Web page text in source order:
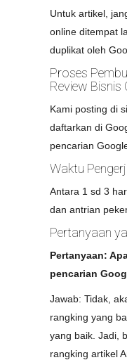
Untuk artikel,
online ditempat
duplikat oleh
Proses
Review Bisnis
Kami posting di
daftarkan di
pencarian
Waktu
Antara 1 sd 3
dan antrian
Pertanyaan
Pertanyaan:
pencarian
Jawab: Tidak,
rangking yang
yang baik. Jadi,
rangking artikel